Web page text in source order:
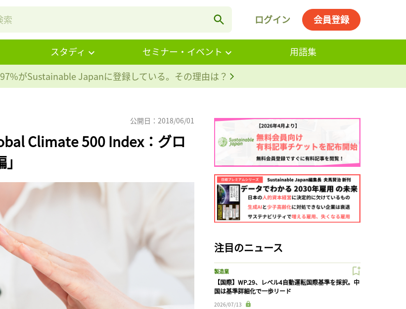
ログイン 会員登録
スタディ セミナー・イベント
用語集
がSustainable Japanに登録している。その理由は？
公開日：2018/06/01
Climate 500 Index：グロ
注目のニュース
製造業
【国際】WP.29、レベル4自動運転国際基準を採択。中
国は基準詳細化で一歩リード
2026/07/13